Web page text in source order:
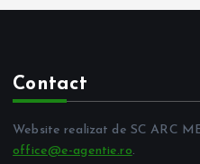
Contact
Website realizat de SC ARC
office@e-agentie.ro.